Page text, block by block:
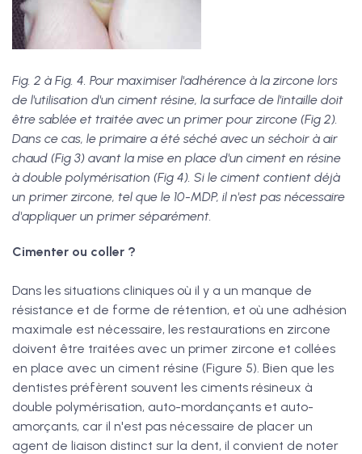
Fig. 2 à Fig. 4. Pour maximiser l'adhérence à la zircone lors
de l'utilisation d'un ciment résine, la surface de l'intaille doit
être sablée et traitée avec un primer pour zircone (Fig 2).
Dans ce cas, le primaire a été séché avec un séchoir à air
chaud (Fig 3) avant la mise en place d'un ciment en résine
à double polymérisation (Fig 4). Si le ciment contient déjà
un primer zircone, tel que le 10-MDP, il n'est pas nécessaire
d'appliquer un primer séparément.
Cimenter ou coller ?
Dans les situations cliniques où il y a un manque de
résistance et de forme de rétention, et où une adhésion
maximale est nécessaire, les restaurations en zircone
doivent être traitées avec un primer zircone et collées
en place avec un ciment résine (Figure 5). Bien que les
dentistes préfèrent souvent les ciments résineux à
double polymérisation, auto-mordançants et auto-
amorçants, car il n'est pas nécessaire de placer un
agent de liaison distinct sur la dent, il convient de noter